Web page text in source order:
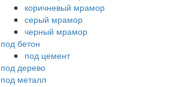
коричневый мрамор
серый мрамор
черный мрамор
под бетон
под цемент
под дерево
под металл